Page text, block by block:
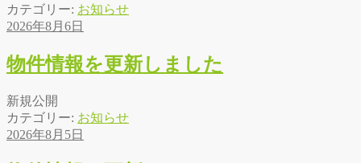
カテゴリー: お知らせ
2026年8月6日
物件情報を更新しました
新規公開
カテゴリー: お知らせ
2026年8月5日